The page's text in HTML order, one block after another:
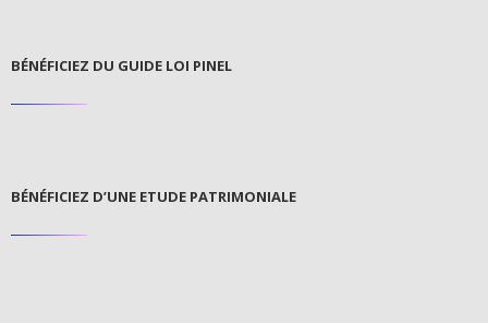
BÉNÉFICIEZ DU GUIDE LOI PINEL
BÉNÉFICIEZ D’UNE ETUDE PATRIMONIALE